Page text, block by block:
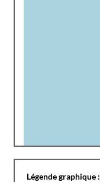
Légende graphique :